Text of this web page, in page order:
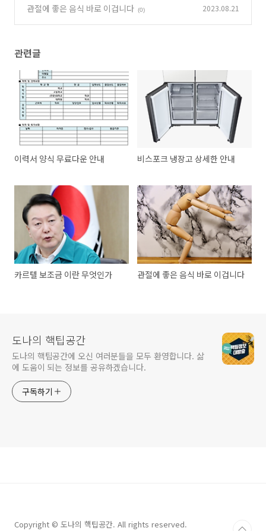
관절에 좋은 음식 바로 이겁니다 (0) 2023.08.21
관련글
이력서 양식 무료다운 안내 비스포크 냉장고 상세한 안내
카르텔 보조금 이란 무엇인가 관절에 좋은 음식 바로 이겁니다
도나의 핵팁공간
도나의 핵팁공간에 오신 여러분들을 모두 환영합니다. 삶
에 도움이 되는 정보를 공유하겠습니다.
구독하기
Copyright © 도나의 핵팁공간. All rights reserved.